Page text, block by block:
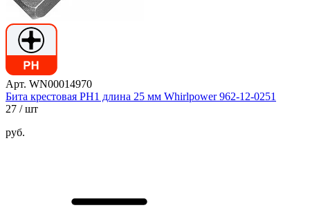
Арт. WN00014970
Бита крестовая PH1 длина 25 мм Whirlpower 962-12-0251
27 / шт
руб.